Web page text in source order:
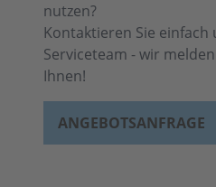
nutzen?
Kontaktieren Sie
Serviceteam - wir
Ihnen!
ANGEBOTSANFRAGE